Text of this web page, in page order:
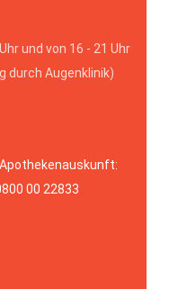
und von 16 - 21 Uhr
durch Augenklinik)
00 22833